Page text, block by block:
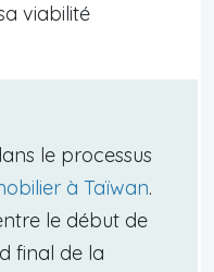
viabilité
le processus
à Taïwan.
le début de
final de la